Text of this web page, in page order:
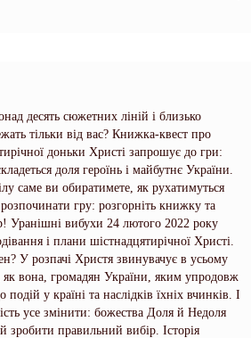
десять сюжетних ліній і близько
тільки від вас? Книжка-квест про
доньки Христі запрошує до гри:
доля героїнь і майбутнє України.
саме ви обиратимете, як рухатимуться
розпочинати гру: розгорніть книжку та
Уранішні вибухи 24 лютого 2022 року
і плани шістнадцятирічної Христі.
У розпачі Христя звинувачує в усьому
вона, громадян України, яким упродовж
подій у країні та наслідків їхніх вчинків. І
усе змінити: божества Доля й Недоля
зробити правильний вибір. Історія